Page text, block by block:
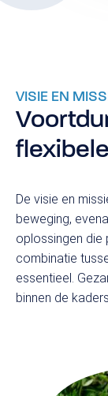
Reguliere
VISIE EN
De visie en
beweging,
oplossingen die
combinatie
essentieel.
binnen de